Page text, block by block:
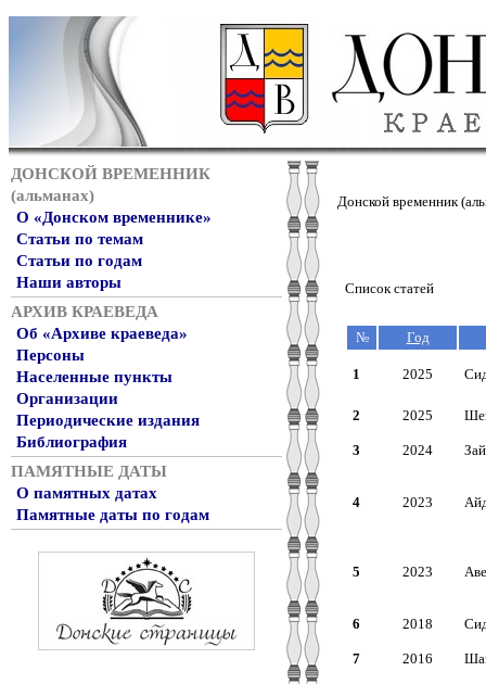
ДОНСКОЙ ВРЕМЕННИК
(альманах)
О «Донском временнике»
Статьи по темам
Статьи по годам
Наши авторы
АРХИВ КРАЕВЕДА
Об «Архиве краеведа»
Персоны
Населенные пункты
Организации
Периодические издания
Библиография
ПАМЯТНЫЕ ДАТЫ
О памятных датах
Памятные даты по годам
Донской временник
Список статей
№ Год
1 2025
2 2025
3 2024
4 2023
5 2023
6 2018
7 2016